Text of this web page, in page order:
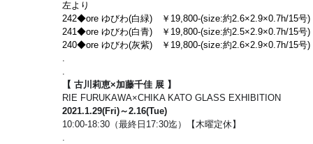
左より
242◆ore ゆびわ(白緑)　￥19,800-(size:約2.6×2.9×0.7h/15号)
241◆ore ゆびわ(白青)　￥19,800-(size:約2.5×2.9×0.7h/15号)
240◆ore ゆびわ(灰紫)　￥19,800-(size:約2.6×2.9×0.7h/15号)
.
.
【 古川莉恵×加藤千佳 展 】
RIE FURUKAWA×CHIKA KATO GLASS EXHIBITION
2021.1.29(Fri)～2.16(Tue)
10:00-18:30（最終日17:30迄）【木曜定休】
.